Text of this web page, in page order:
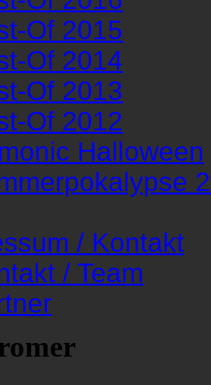
Of 2015
Of 2014
Of 2013
Of 2012
Halloween
/ Kontakt
/ Team